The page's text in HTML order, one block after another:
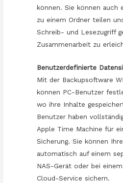
können. Sie können auch
zu einem Ordner teilen
Schreib- und Lesezugriff
Zusammenarbeit zu
Benutzerdefinierte
Mit der Backupsoftware
können PC-Benutzer
wo ihre Inhalte
Benutzer haben
Apple Time Machine für
Sicherung. Sie können
automatisch auf einem
NAS-Gerät oder bei
Cloud-Service sichern.